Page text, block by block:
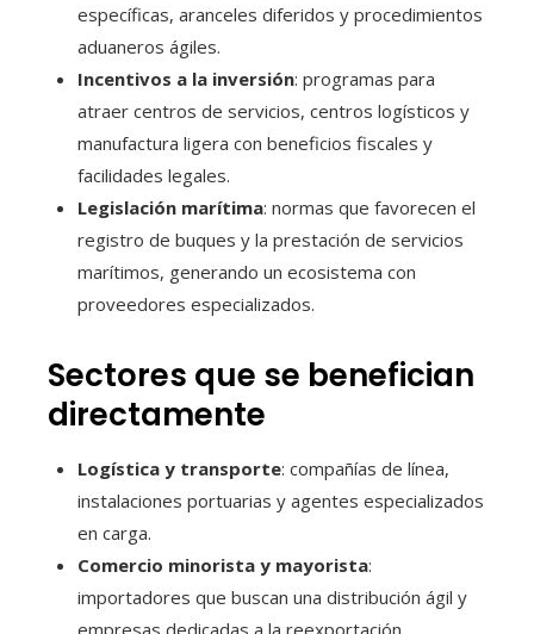
específicas, aranceles diferidos y procedimientos
aduaneros ágiles.
Incentivos a la inversión: programas para
atraer centros de servicios, centros logísticos y
manufactura ligera con beneficios fiscales y
facilidades legales.
Legislación marítima: normas que favorecen el
registro de buques y la prestación de servicios
marítimos, generando un ecosistema con
proveedores especializados.
Sectores que se benefician
directamente
Logística y transporte: compañías de línea,
instalaciones portuarias y agentes especializados
en carga.
Comercio minorista y mayorista:
importadores que buscan una distribución ágil y
empresas dedicadas a la reexportación.